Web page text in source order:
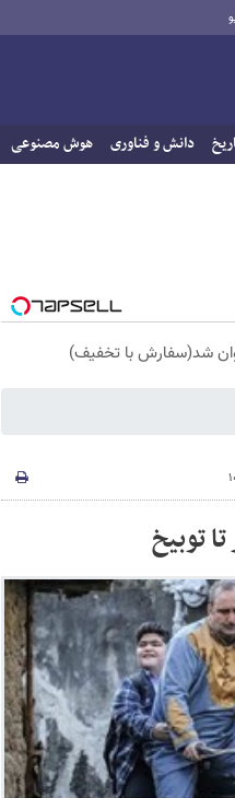
دانش و فناوری هوش مصنوعی
توبیخ